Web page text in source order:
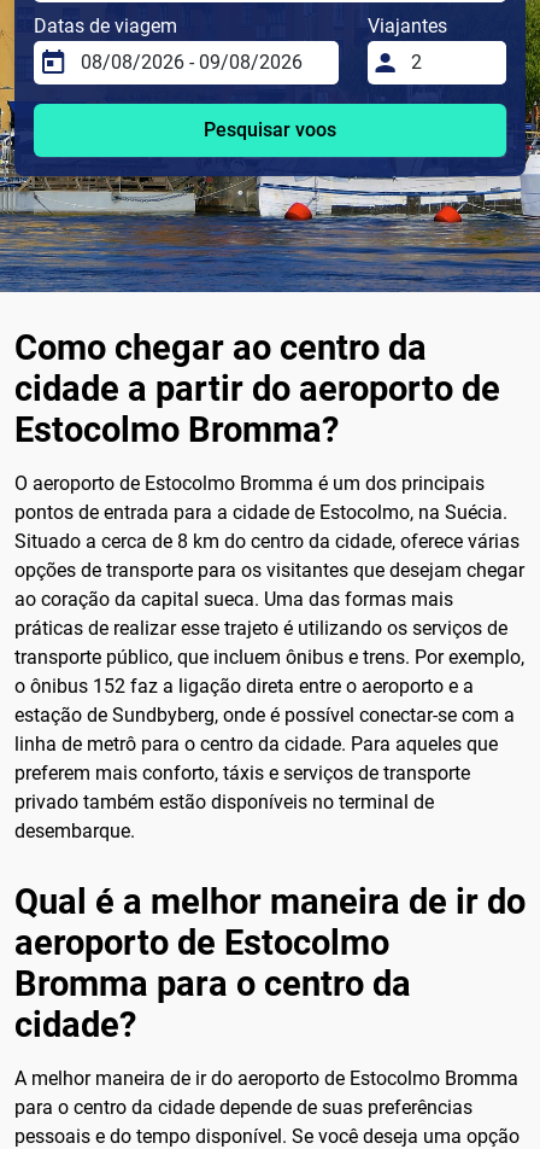
Datas de viagem Viajantes
Pesquisar voos
Como chegar ao centro da
cidade a partir do aeroporto de
Estocolmo Bromma?
O aeroporto de Estocolmo Bromma é um dos principais
pontos de entrada para a cidade de Estocolmo, na Suécia.
Situado a cerca de 8 km do centro da cidade, oferece várias
opções de transporte para os visitantes que desejam chegar
ao coração da capital sueca. Uma das formas mais
práticas de realizar esse trajeto é utilizando os serviços de
transporte público, que incluem ônibus e trens. Por exemplo,
o ônibus 152 faz a ligação direta entre o aeroporto e a
estação de Sundbyberg, onde é possível conectar-se com a
linha de metrô para o centro da cidade. Para aqueles que
preferem mais conforto, táxis e serviços de transporte
privado também estão disponíveis no terminal de
desembarque.
Qual é a melhor maneira de ir do
aeroporto de Estocolmo
Bromma para o centro da
cidade?
A melhor maneira de ir do aeroporto de Estocolmo Bromma
para o centro da cidade depende de suas preferências
pessoais e do tempo disponível. Se você deseja uma opção